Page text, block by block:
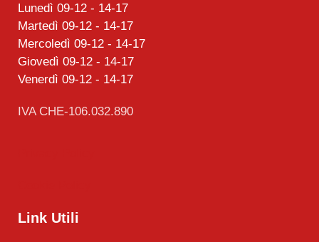
Lunedì 09-12 - 14-17
Martedì 09-12 - 14-17
Mercoledì 09-12 - 14-17
Giovedì 09-12 - 14-17
Venerdì 09-12 - 14-17
IVA CHE-106.032.890
Link Utili